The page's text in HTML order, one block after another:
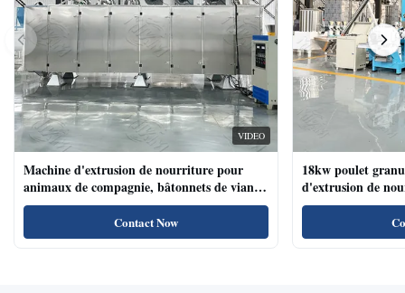
VIDEO
Machine d'extrusion de nourriture pour
animaux de compagnie, bâtonnets de viande
de chien, machine d'extrusion de nourriture
pour animaux de compagnie avec système de
plateau automatique
Contact Now
18kw poulet
d'extrusion de
compagnie haute
naturels de